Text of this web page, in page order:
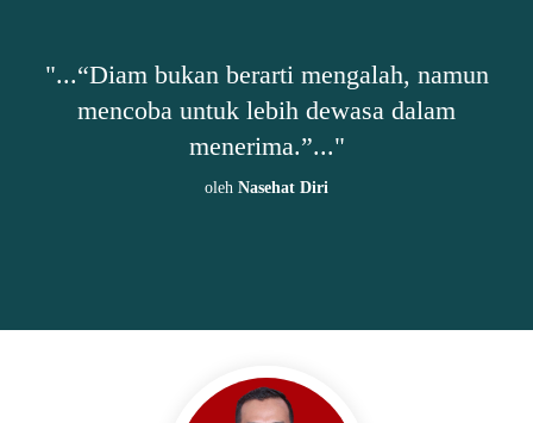
"...“Diam bukan berarti mengalah, namun
mencoba untuk lebih dewasa dalam
menerima.”..."
oleh Nasehat Diri